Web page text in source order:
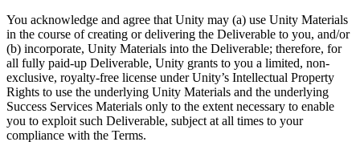
You acknowledge and agree that Unity may (a) use Unity Materials
in the course of creating or delivering the Deliverable to you, and/or
(b) incorporate, Unity Materials into the Deliverable; therefore, for
all fully paid-up Deliverable, Unity grants to you a limited, non-
exclusive, royalty-free license under Unity’s Intellectual Property
Rights to use the underlying Unity Materials and the underlying
Success Services Materials only to the extent necessary to enable
you to exploit such Deliverable, subject at all times to your
compliance with the Terms.